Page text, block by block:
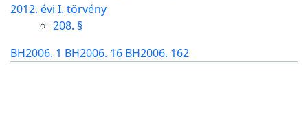
2012. évi I. törvény
208. §
BH2006. 1 BH2006. 16 BH2006. 162